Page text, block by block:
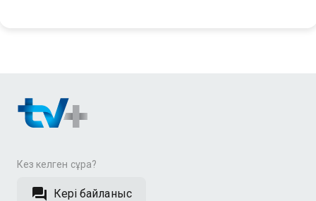
Кез келген сұрақ?
Кері байланыс